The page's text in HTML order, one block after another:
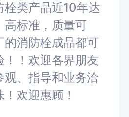
栓类产品近10年达
高标准，质量可
的消防栓成品都可
！！欢迎各界朋友
观、指导和业务洽
欢迎惠顾！